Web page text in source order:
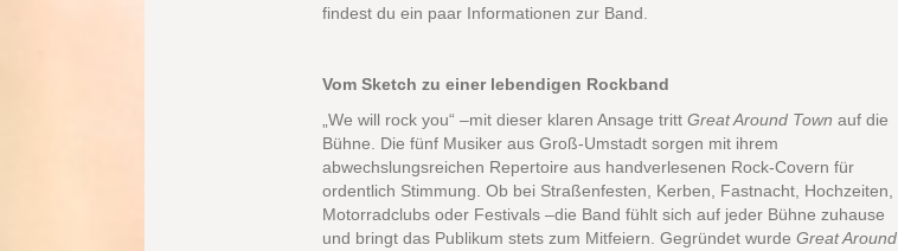
findest du ein paar Informationen zur Band.
Vom Sketch zu einer lebendigen Rockband
„We will rock you“ –mit dieser klaren Ansage tritt Great Around Town auf die
Bühne. Die fünf Musiker aus Groß-Umstadt sorgen mit ihrem
abwechslungsreichen Repertoire aus handverlesenen Rock-Covern für
ordentlich Stimmung. Ob bei Straßenfesten, Kerben, Fastnacht, Hochzeiten,
Motorradclubs oder Festivals –die Band fühlt sich auf jeder Bühne zuhause
und bringt das Publikum stets zum Mitfeiern. Gegründet wurde Great Around